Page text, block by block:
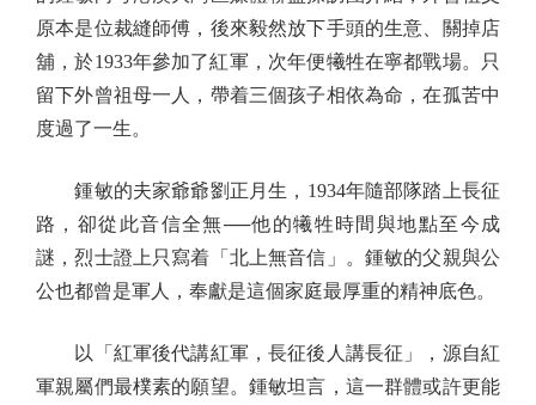
原本是位裁縫師傅，後來毅然放下手頭的生意、關掉店
舖，於1933年參加了紅軍，次年便犧牲在寧都戰場。只
留下外曾祖母一人，帶着三個孩子相依為命，在孤苦中
度過了一生。
鍾敏的夫家爺爺劉正月生，1934年隨部隊踏上長征
路，卻從此音信全無──他的犧牲時間與地點至今成
謎，烈士證上只寫着「北上無音信」。鍾敏的父親與公
公也都曾是軍人，奉獻是這個家庭最厚重的精神底色。
以「紅軍後代講紅軍，長征後人講長征」，源自紅
軍親屬們最樸素的願望。鍾敏坦言，這一群體或許更能